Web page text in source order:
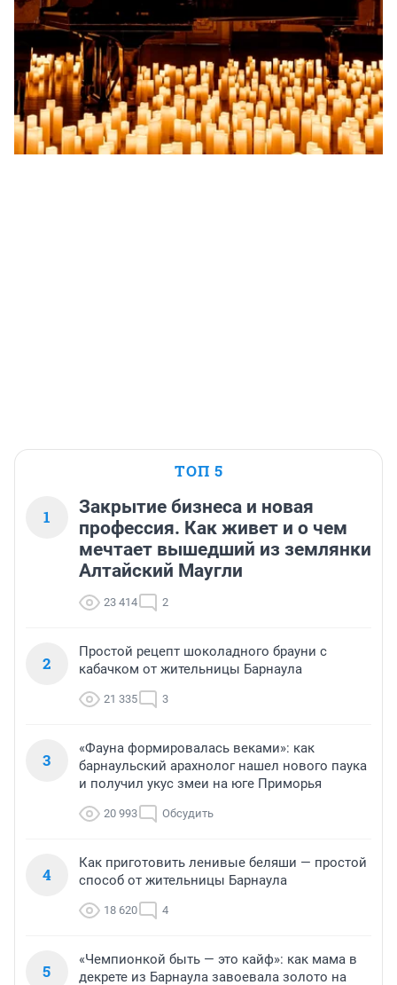
ТОП 5
1
Закрытие бизнеса и новая
профессия. Как живет и о чем
мечтает вышедший из землянки
Алтайский Маугли
23 414 2
2
Простой рецепт шоколадного брауни с
кабачком от жительницы Барнаула
21 335 3
3
«Фауна формировалась веками»: как
барнаульский арахнолог нашел нового паука
и получил укус змеи на юге Приморья
20 993 Обсудить
4
Как приготовить ленивые беляши — простой
способ от жительницы Барнаула
18 620 4
5
«Чемпионкой быть — это кайф»: как мама в
декрете из Барнаула завоевала золото на